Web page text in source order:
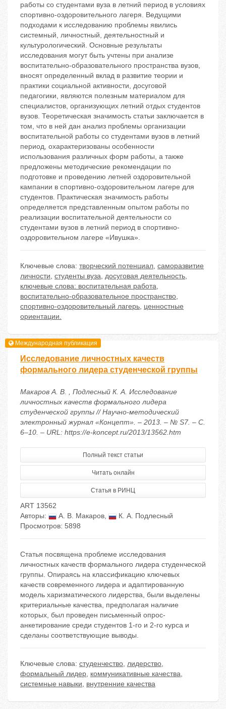
работы со студентами вуза в летний период в условиях
спортивно-оздоровительного лагеря. Ведущими
подходами к исследованию проблемы явились
системный, личностный, деятельностный и
культурологический. Основные результаты
исследования могут быть учтены при анализе
воспитательно-образовательного пространства вузов,
вносят определенный вклад в развитие теории и
практики социальной активности, досуговой
педагогики, являются полезным материалом для
специалистов, организующих летний отдых студентов
вузов. Теоретическая значимость статьи заключается в
том, что в ней дан анализ проблемы организации
воспитательной работы со студентами вузов в летний
период, охарактеризованы особенности
использования различных форм работы, а также
предложены методические рекомендации по
подготовке и проведению летней оздоровительной
кампании в спортивно-оздоровительном лагере для
студентов. Практическая значимость работы
определяется представленным опытом работы по
реализации воспитательной деятельности со
студентами вузов в летний период в спортивно-
оздоровительном лагере «Ивушка».
Ключевые слова: творческий потенциал, саморазвитие
личности, студенты вуза, досуговая деятельность,
ключевые слова: воспитательная работа,
воспитательно-образовательное пространство,
спортивно-оздоровительный лагерь, ценностные
ориентации.
Международная публикация
Исследование личностных качеств
формального лидера студенческой группы
Макаров А. В. , Подлесный К. А. Исследование
личностных качеств формального лидера
студенческой группы // Научно-методический
электронный журнал «Концепт». – 2013. – № S7. – С.
6–10. – URL: https://e-koncept.ru/2013/13562.htm
Полный текст статьи
Читать онлайн
Статья в РИНЦ
ART 13562
Авторы:
А. В. Макаров,
К. А. Подлесный
Просмотров: 5898
Статья посвящена проблеме исследования
личностных качеств формального лидера студенческой
группы. Опираясь на классификацию ключевых
качеств современного лидера и адаптированную
модель харизматического лидерства, были выделены
критериальные качества, предполагая наличие
которых, был проведен письменный опрос-
анкетирование среди студентов 1-го и 2-го курса и
сделаны соответствующие выводы.
Ключевые слова: студенчество, лидерство,
формальный лидер, коммуникативные качества,
системные навыки, внутренние качества